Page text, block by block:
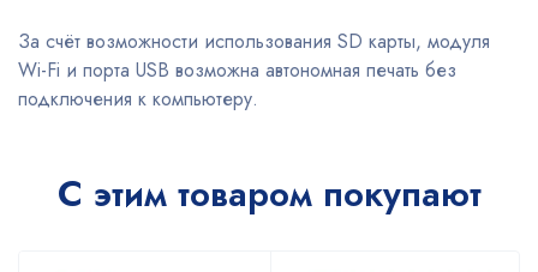
За счёт возможности использования SD карты, модуля
Wi-Fi и порта USB возможна автономная печать без
подключения к компьютеру.
С этим товаром покупают